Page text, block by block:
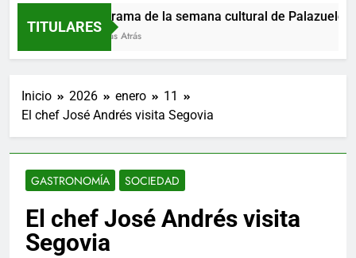
TITULARES
Programa de la semana cultural de Palazuelos
5 Horas Atrás
Inicio 2026 enero
11
El chef José Andrés visita Segovia
GASTRONOMÍA SOCIEDAD
El chef José Andrés visita
Segovia